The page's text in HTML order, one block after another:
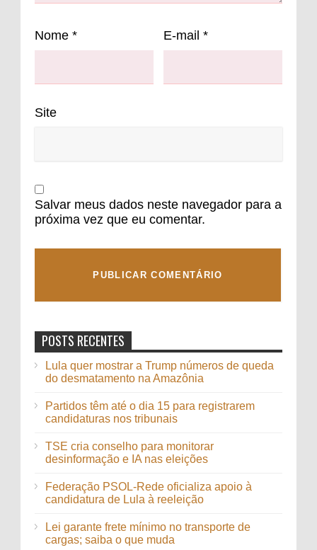
Nome * E-mail *
Site
Salvar meus dados neste navegador para a
próxima vez que eu comentar.
POSTS RECENTES
Lula quer mostrar a Trump números de queda
do desmatamento na Amazônia
Partidos têm até o dia 15 para registrarem
candidaturas nos tribunais
TSE cria conselho para monitorar
desinformação e IA nas eleições
Federação PSOL-Rede oficializa apoio à
candidatura de Lula à reeleição
Lei garante frete mínimo no transporte de
cargas; saiba o que muda